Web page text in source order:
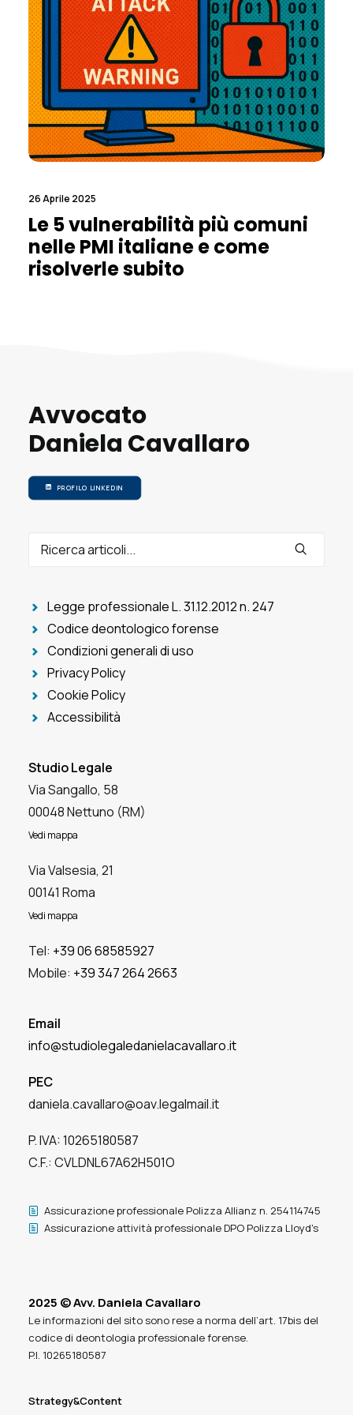
26 Aprile 2025
Le 5 vulnerabilità più comuni
nelle PMI italiane e come
risolverle subito
Avvocato
Daniela Cavallaro
PROFILO LINKEDIN
Legge professionale L. 31.12.2012 n. 247
Codice deontologico forense
Condizioni generali di uso
Privacy Policy
Cookie Policy
Accessibilità
Studio Legale
Via Sangallo, 58
00048 Nettuno (RM)
Vedi mappa
Via Valsesia, 21
00141 Roma
Vedi mappa
Tel: +39 06 68585927
Mobile: +39 347 264 2663
Email
info@studiolegaledanielacavallaro.it
PEC
daniela.cavallaro@oav.legalmail.it
P. IVA: 10265180587
C.F.: CVLDNL67A62H501O
Assicurazione professionale Polizza Allianz n. 254114745
Assicurazione attività professionale DPO Polizza Lloyd's
2025 © Avv. Daniela Cavallaro
Le informazioni del sito sono rese a norma dell’art. 17bis del
codice di deontologia professionale forense.
P.I. 10265180587
Strategy&Content